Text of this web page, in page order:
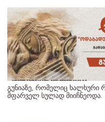
გუნიაზე, რომელიც ხალხური
მფარველ სულად მიიჩნეოდა.